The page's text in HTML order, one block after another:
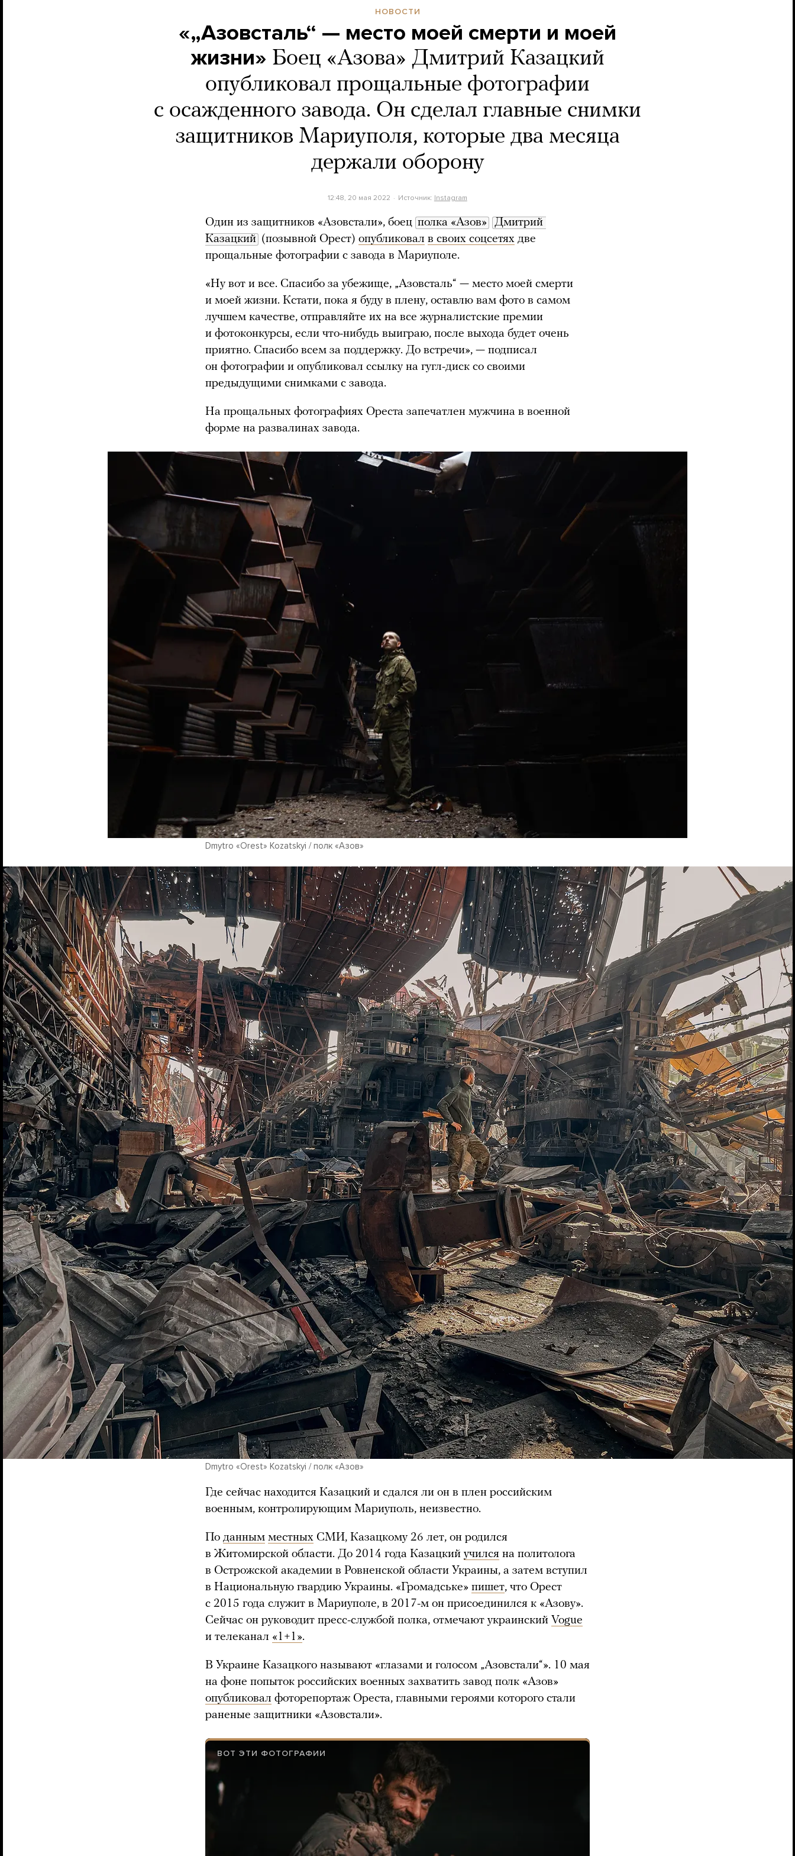
НОВОСТИ
«„Азовсталь“ — место моей смерти и моей
жизни» Боец «Азова» Дмитрий Казацкий
опубликовал прощальные фотографии
с осажденного завода. Он сделал главные снимки
защитников Мариуполя, которые два месяца
держали оборону
12:48, 20 мая 2022 Источник: Instagram
Один из защитников «Азовстали», боец полка «Азов»
Дмитрий
Казацкий (позывной Орест) опубликовал в своих соцсетях две
прощальные фотографии с завода в Мариуполе.
«Ну вот и все. Спасибо за убежище, „Азовсталь“ — место моей смерти
и моей жизни. Кстати, пока я буду в плену, оставлю вам фото в самом
лучшем качестве, отправляйте их на все журналистские премии
и фотоконкурсы, если что-нибудь выиграю, после выхода будет очень
приятно. Спасибо всем за поддержку. До встречи», — подписал
он фотографии и опубликовал ссылку на гугл-диск со своими
предыдущими снимками с завода.
На прощальных фотографиях Ореста запечатлен мужчина в военной
форме на развалинах завода.
Dmytro «Orest» Kozatskyi / полк «Азов»
Dmytro «Orest» Kozatskyi / полк «Азов»
Где сейчас находится Казацкий и сдался ли он в плен российским
военным, контролирующим Мариуполь, неизвестно.
По данным местных СМИ, Казацкому 26 лет, он родился
в Житомирской области. До 2014 года Казацкий учился на политолога
в Острожской академии в Ровненской области Украины, а затем вступил
в Национальную гвардию Украины. «Громадське» пишет, что Орест
с 2015 года служит в Мариуполе, в 2017-м он присоединился к «Азову».
Сейчас он руководит пресс-службой полка, отмечают украинский Vogue
и телеканал «1+1».
В Украине Казацкого называют «глазами и голосом „Азовстали“». 10 мая
на фоне попыток российских военных захватить завод полк «Азов»
опубликовал фоторепортаж Ореста, главными героями которого стали
раненые защитники «Азовстали».
ВОТ ЭТИ ФОТОГРАФИИ